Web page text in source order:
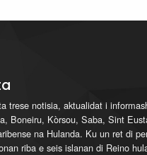
trese notisia, aktualidat i
Boneiru, Kòrsou, Saba, Sint
na Hulanda. Ku un ret di
riba e seis islanan di Reino